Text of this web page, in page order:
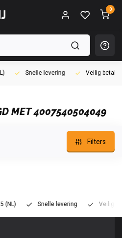
0
Snelle levering Veilig betalen
MET 4007540504049
Filters
Snelle levering Veilig